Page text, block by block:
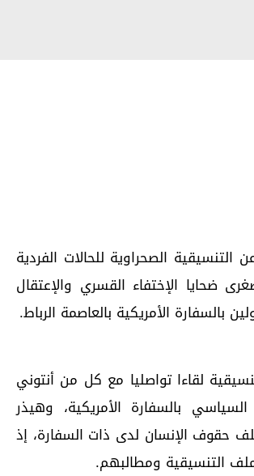
التنسيقية الصحراوية للحالات الفردية
ضحايا الإختفاء القسري والإعتقال
بالسفارة الأمريكية بالعاصمة الرباط.
لقاءا تواصليا مع كل من أنتوني
بالسفارة الأمريكية، وهيذر
حقوف الإنسان لدى ذات السفارة، إذ
التنسيقية ومطالبهم.